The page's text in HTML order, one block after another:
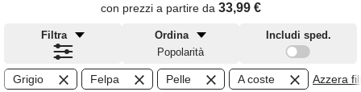
con prezzi a partire da 33,99 €
Filtra
Ordina
Popolarità
Includi sped.
Grigio Felpa Pelle A coste Azzera